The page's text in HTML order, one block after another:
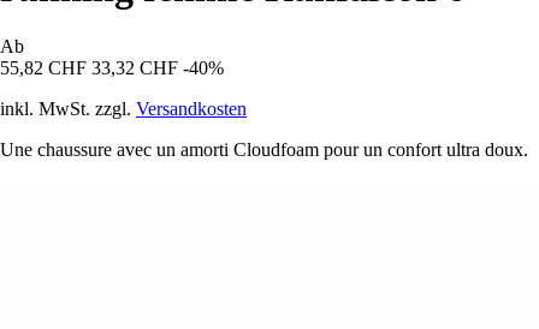
Ab
55,82 CHF 33,32 CHF -40%
inkl. MwSt. zzgl. Versandkosten
Une chaussure avec un amorti Cloudfoam pour un confort ultra doux.